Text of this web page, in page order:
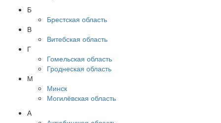
Б
Брестская область
В
Витебская область
Г
Гомельская область
Гроднеская область
М
Минск
Могилёвская область
А